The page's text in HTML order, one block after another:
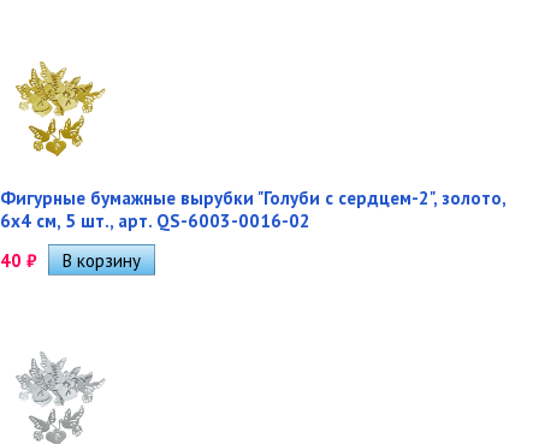
Фигурные бумажные вырубки "Голуби с сердцем-2", золото,
6х4 см, 5 шт., арт. QS-6003-0016-02
40 ₽